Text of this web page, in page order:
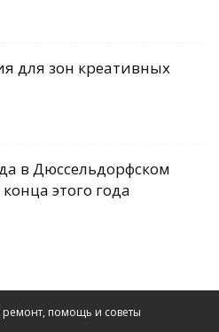
для зон креативных
в Дюссельдорфском
этого года
ремонт, помощь и советы